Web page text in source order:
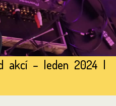
akcí – leden 2024 |